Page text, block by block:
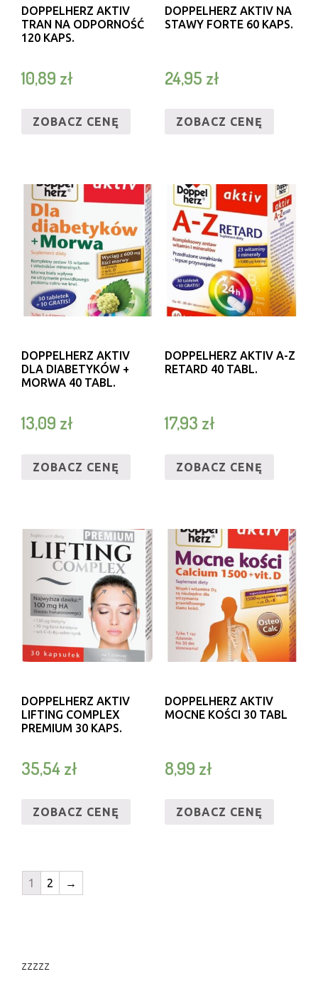
DOPPELHERZ AKTIV
TRAN NA ODPORNOŚĆ
120 KAPS.
10,89 zł
ZOBACZ CENĘ
DOPPELHERZ AKTIV NA
STAWY FORTE 60 KAPS.
24,95 zł
ZOBACZ CENĘ
DOPPELHERZ AKTIV
DLA DIABETYKÓW +
MORWA 40 TABL.
13,09 zł
ZOBACZ CENĘ
DOPPELHERZ AKTIV A-Z
RETARD 40 TABL.
17,93 zł
ZOBACZ CENĘ
DOPPELHERZ AKTIV
LIFTING COMPLEX
PREMIUM 30 KAPS.
35,54zł
ZOBACZ CENĘ
DOPPELHERZ AKTIV
MOCNE KOŚCI 30 TABL
8,99 zł
ZOBACZ CENĘ
1 2 →
zzzzz